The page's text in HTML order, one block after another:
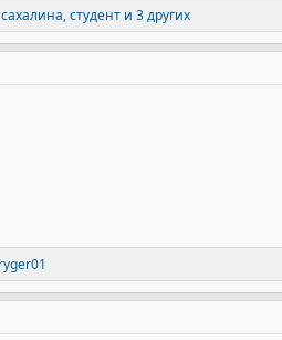
,студент и 3 других